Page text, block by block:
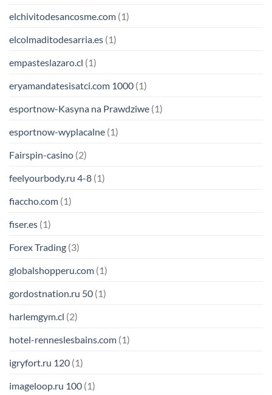
elchivitodesancosme.com (1)
elcolmaditodesarria.es (1)
empasteslazaro.cl (1)
eryamandatesisatci.com 1000 (1)
esportnow-Kasyna na Prawdziwe (1)
esportnow-wyplacalne (1)
Fairspin-casino (2)
feelyourbody.ru 4-8 (1)
fiaccho.com (1)
fiser.es (1)
Forex Trading (3)
globalshopperu.com (1)
gordostnation.ru 50 (1)
harlemgym.cl (2)
hotel-renneslesbains.com (1)
igryfort.ru 120 (1)
imageloop.ru 100 (1)